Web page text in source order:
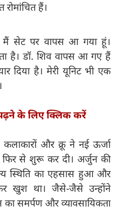
हैं।
मैं सेट पर वापस आ गया हूं।
है। डॉ. शिव वापस आ गए हैं
दिया है। मेरी यूनिट भी एक
के लिए क्लिक करें
और क्रू ने नई ऊर्जा
से शुरू कर दी। अर्जुन की
स्थिति का एहसास हुआ और
खुश था। जैसे-जैसे उन्होंने
का समर्पण और व्यावसायिकता